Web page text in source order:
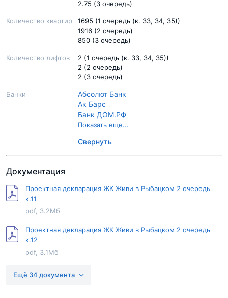
2.75 (3 очередь)
Количество квартир
1695 (1 очередь (к. 33, 34, 35))
1916 (2 очередь)
850 (3 очередь)
Количество лифтов
2 (1 очередь (к. 33, 34, 35))
2 (2 очередь)
2 (3 очередь)
Банки
Абсолют Банк
Ак Барс
Банк ДОМ.РФ
Банк Санкт-Петербург
Банк Возрождение
Банк Открытие
Россельхозбанк
ЮниКредит Банк
Показать еще...
Свернуть
Документация
Проектная декларация ЖК Живи в Рыбацком 2 очередь
к.11
pdf, 3.2Мб
Проектная декларация ЖК Живи в Рыбацком 2 очередь
к.12
pdf, 3.1Мб
Проектная декларация ЖК Живи в Рыбацком 2 очередь
pdf, 3.2Мб
Ещё 34 документа